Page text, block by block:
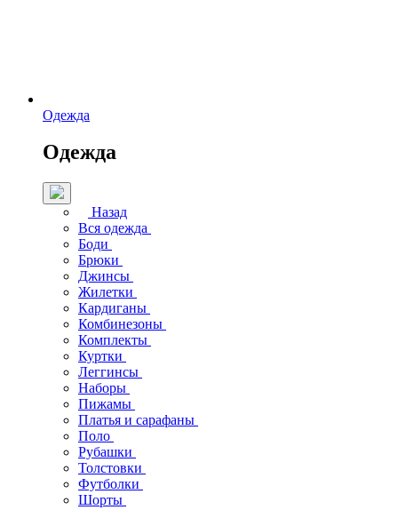
Одежда
Одежда
Назад
Вся одежда
Боди
Брюки
Джинсы
Жилетки
Кардиганы
Комбинезоны
Комплекты
Куртки
Леггинсы
Наборы
Пижамы
Платья и сарафаны
Поло
Рубашки
Толстовки
Футболки
Шорты